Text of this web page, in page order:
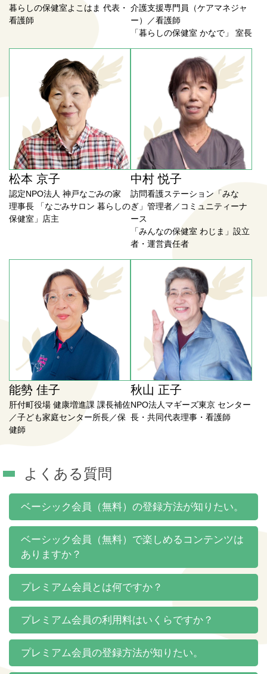
暮らしの保健室よこはま 代表・
看護師
介護支援専門員（ケアマネジャ
ー）／看護師
「暮らしの保健室 かなで」 室長
松本 京子
認定NPO法人 神戸なごみの家
理事長 「なごみサロン 暮らしの
保健室」店主
中村 悦子
訪問看護ステーション「みな
ぎ」管理者／コミュニティーナ
ース
「みんなの保健室 わじま」設立
者・運営責任者
能勢 佳子
肝付町役場 健康増進課 課長補佐
／子ども家庭センター所長／保
健師
秋山 正子
NPO法人マギーズ東京 センター
長・共同代表理事・看護師
よくある質問
ベーシック会員（無料）の登録方法が知りたい。
ベーシック会員（無料）で楽しめるコンテンツは
ありますか？
プレミアム会員とは何ですか？
プレミアム会員の利用料はいくらですか？
プレミアム会員の登録方法が知りたい。